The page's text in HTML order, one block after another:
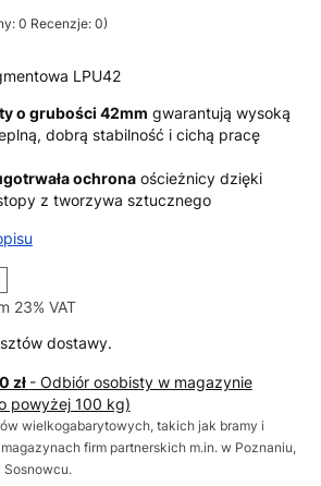
0 Recenzje: 0)
LPU42
o grubości 42mm gwarantują wysoką
dobrą stabilność i cichą pracę
ochrona ościeżnicy dzięki
z tworzywa sztucznego
23% VAT
23% VAT
dostawy.
zł - Odbiór osobisty w magazynie
powyżej 100 kg)
wielkogabarytowych, takich jak bramy i
firm partnerskich m.in. w Poznaniu,
Sosnowcu.